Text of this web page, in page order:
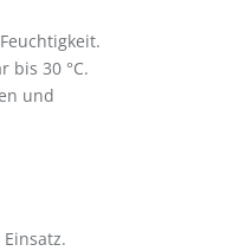
bis 30 °C.
und